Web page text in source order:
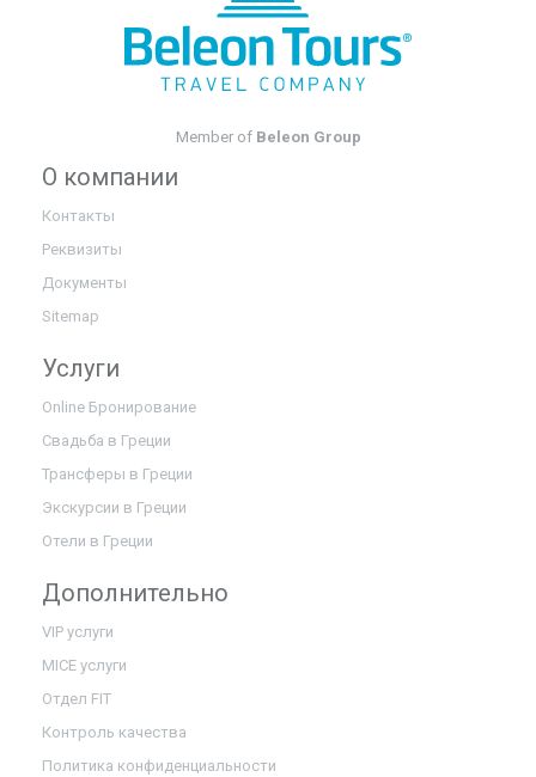
Member of Beleon Group
О компании
Контакты
Реквизиты
Документы
Sitemap
Услуги
Online Бронирование
Свадьба в Греции
Трансферы в Греции
Экскурсии в Греции
Отели в Греции
Дополнительно
VIP услуги
MICE услуги
Отдел FIT
Контроль качества
Политика конфиденциальности